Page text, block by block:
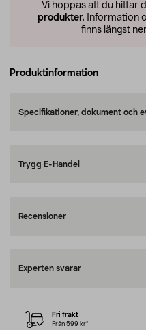
Vi hoppas att du hittar
produkter. Information
finns längst
Produktinformation
Specifikationer, dokument och
Trygg E-Handel
Recensioner
Experten svarar
Fri frakt
Från 599 kr*